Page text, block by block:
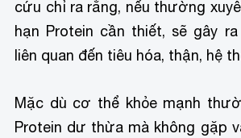
cứu chỉ ra rằng, nếu thường
hạn Protein cần thiết, sẽ gây
liên quan đến tiêu hóa, thận, hệ
Mặc dù cơ thể khỏe mạnh
Protein dư thừa mà không gặp